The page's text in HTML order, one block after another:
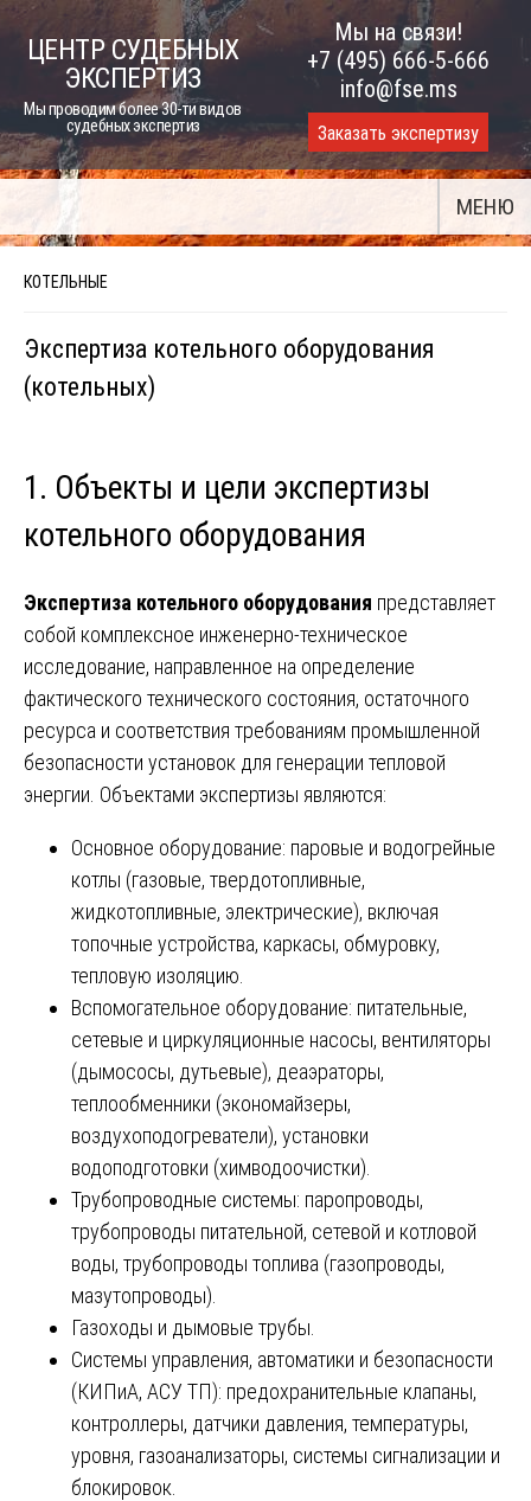
Skip
ЦЕНТР СУДЕБНЫХ
ЭКСПЕРТИЗ
Мы проводим более 30-ти видов
судебных экспертиз
Мы на связи!
+7 (495) 666-5-666
info@fse.ms
Заказать экспертизу
МЕНЮ
КОТЕЛЬНЫЕ
Экспертиза котельного оборудования
(котельных)
1. Объекты и цели экспертизы
котельного оборудования
Экспертиза котельного оборудования представляет
собой комплексное инженерно-техническое
исследование, направленное на определение
фактического технического состояния, остаточного
ресурса и соответствия требованиям промышленной
безопасности установок для генерации тепловой
энергии. Объектами экспертизы являются:
Основное оборудование: паровые и водогрейные
котлы (газовые, твердотопливные,
жидкотопливные, электрические), включая
топочные устройства, каркасы, обмуровку,
тепловую изоляцию.
Вспомогательное оборудование: питательные,
сетевые и циркуляционные насосы, вентиляторы
(дымососы, дутьевые), деаэраторы,
теплообменники (экономайзеры,
воздухоподогреватели), установки
водоподготовки (химводоочистки).
Трубопроводные системы: паропроводы,
трубопроводы питательной, сетевой и котловой
воды, трубопроводы топлива (газопроводы,
мазутопроводы).
Газоходы и дымовые трубы.
Системы управления, автоматики и безопасности
(КИПиА, АСУ ТП): предохранительные клапаны,
контроллеры, датчики давления, температуры,
уровня, газоанализаторы, системы сигнализации и
блокировок.